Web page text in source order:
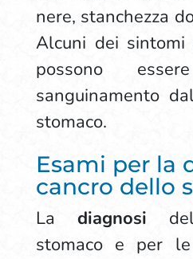
nere, stanchezza
Alcuni dei sintomi
possono
sanguinamento
stomaco.
Esami per la
cancro dello
La diagnosi
stomaco e per